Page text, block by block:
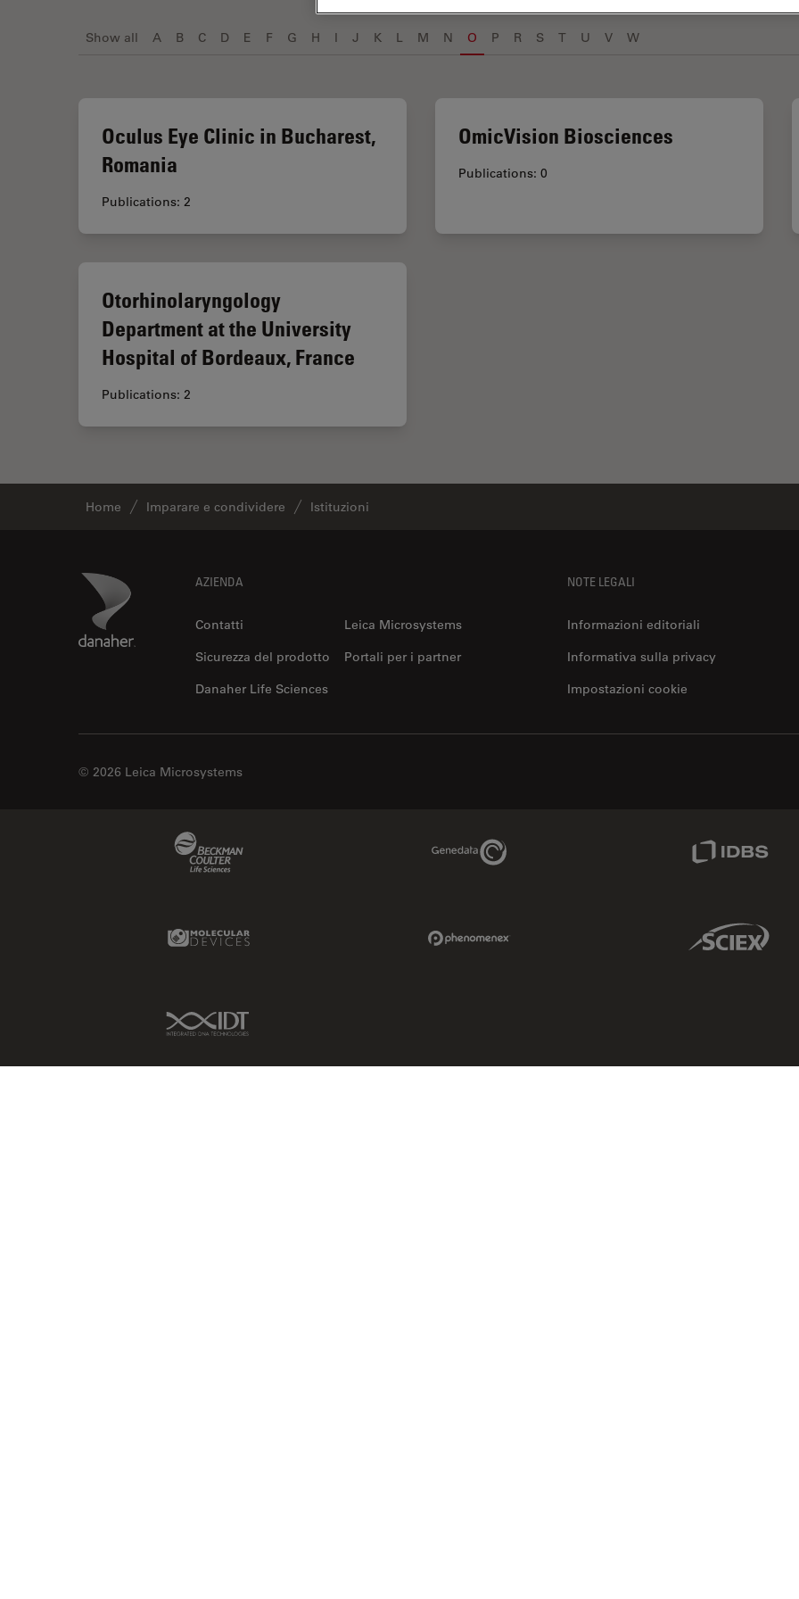
Show all A B C D E F G H I J K L M N O P R S T U V W
Oculus Eye Clinic in Bucharest,
Romania
Publications: 2
OmicVision Biosciences
Publications: 0
Otorhinolaryngology
Department at the University
Hospital of Bordeaux, France
Publications: 2
Home Imparare e condividere Istituzioni
Danaher Logo AZIENDA
Contatti
Leica Microsystems
Sicurezza del prodotto
Portali per i partner
Danaher Life Sciences
NOTE LEGALI
Informazioni editoriali
Informativa sulla privacy
Impostazioni cookie
© 2026 Leica Microsystems
Genedata Link
Molecular Devices Link Sciex Link
IDT Link